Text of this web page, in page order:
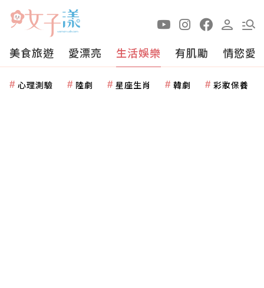
美食旅遊 愛漂亮 生活娛樂 有肌勵 情慾愛
心理測驗 陸劇 星座生肖 韓劇 彩妝保養